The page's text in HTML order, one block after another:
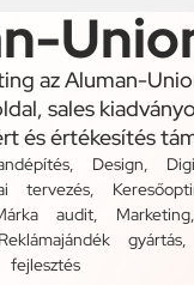
az Aluman-
sales
és értékesítés
, Design,
tervezés,
audit, Marketing
Reklámajándék gyártás,
fejlesztés